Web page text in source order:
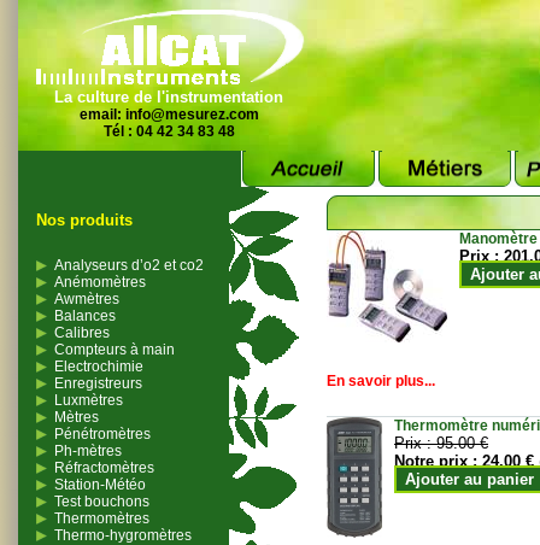
La culture de l'instrumentation
email: info@mesurez.com
Tél : 04 42 34 83 48
Nos produits
Analyseurs d’o2 et co2
Anémomètres
Awmètres
Balances
Calibres
Compteurs à main
Electrochimie
Enregistreurs
Luxmètres
Mètres
Pénétromètres
Ph-mètres
Réfractomètres
Station-Météo
Test bouchons
Thermomètres
Thermo-hygromètres
Prix :
Ajouter
En savoir plus...
Thermomètre
Prix :95.00 €
Notre prix :24.00 €
Ajouter au panier